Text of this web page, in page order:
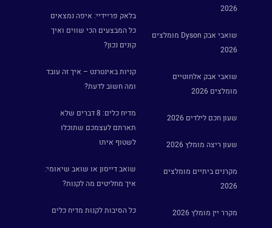
2026
שואבי אבק Dyson מומלצים
2026
שואבי אבק אלחוטיים
מומלצים 2026
שעון חכם לילדים 2026
שעון ריצה מומלץ 2026
מקרנים ביתיים מומלצים
2026
מקרר יין מומלץ 2026
בלאק פריידיי: איפה נמצאים
כל המבצעים הכי שווים ואיך
קונים נכון?
קניות באינטרנט – איך זה עובד
ומה חשוב לדעת?
מדיח כלים: 8 דברים שלא
תארתם לעצמכם שתוכלו
לשטוף איתו
שואב דייסון או שואב שיאומי:
איך מחליטים מה לקנות?
כל הסיבות לקנות מדיח כלים